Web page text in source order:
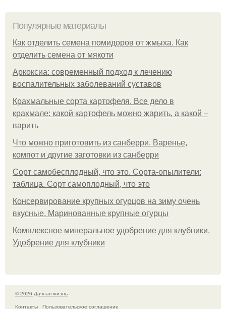
Популярные материалы
Как отделить семена помидоров от жмыха. Как
отделить семена от мякоти
Аркоксиа: современный подход к лечению
воспалительных заболеваний суставов
Крахмальные сорта картофеля. Все дело в
крахмале: какой картофель можно жарить, а какой –
варить
Что можно приготовить из санберри. Варенье,
компот и другие заготовки из санберри
Сорт самобесплодный, что это. Сорта-опылители:
таблица. Сорт самоплодный, что это
Консервирование крупных огурцов на зиму очень
вкусные. Маринованные крупные огурцы
Комплексное минеральное удобрение для клубники.
Удобрение для клубники
© 2026 Дачная жизнь
Контакты
Пользовательское соглашение